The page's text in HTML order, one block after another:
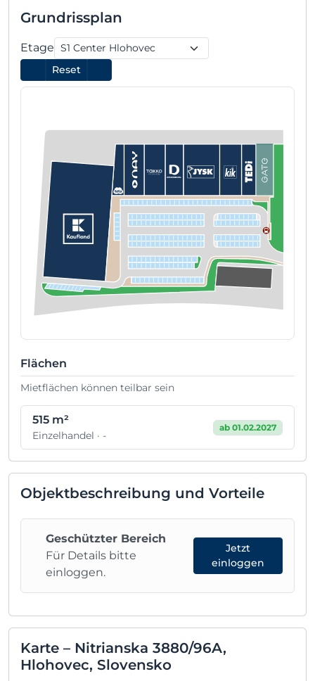
Grundrissplan
Etage
Reset
Flächen
Mietflächen können teilbar sein
515 m²
Einzelhandel · -
ab 01.02.2027
Objektbeschreibung und Vorteile
Geschützter Bereich
Für Details bitte
einloggen.
Jetzt
einloggen
Karte – Nitrianska 3880/96A,
Hlohovec, Slovensko